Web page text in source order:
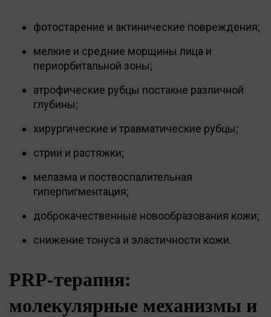
фотостарение и актинические повреждения;
мелкие и средние морщины лица и
периорбитальной зоны;
атрофические рубцы постакне различной
глубины;
хирургические и травматические рубцы;
стрии и растяжки;
мелазма и поствоспалительная
гиперпигментация;
доброкачественные новообразования кожи;
снижение тонуса и эластичности кожи.
PRP-терапия:
молекулярные механизмы и